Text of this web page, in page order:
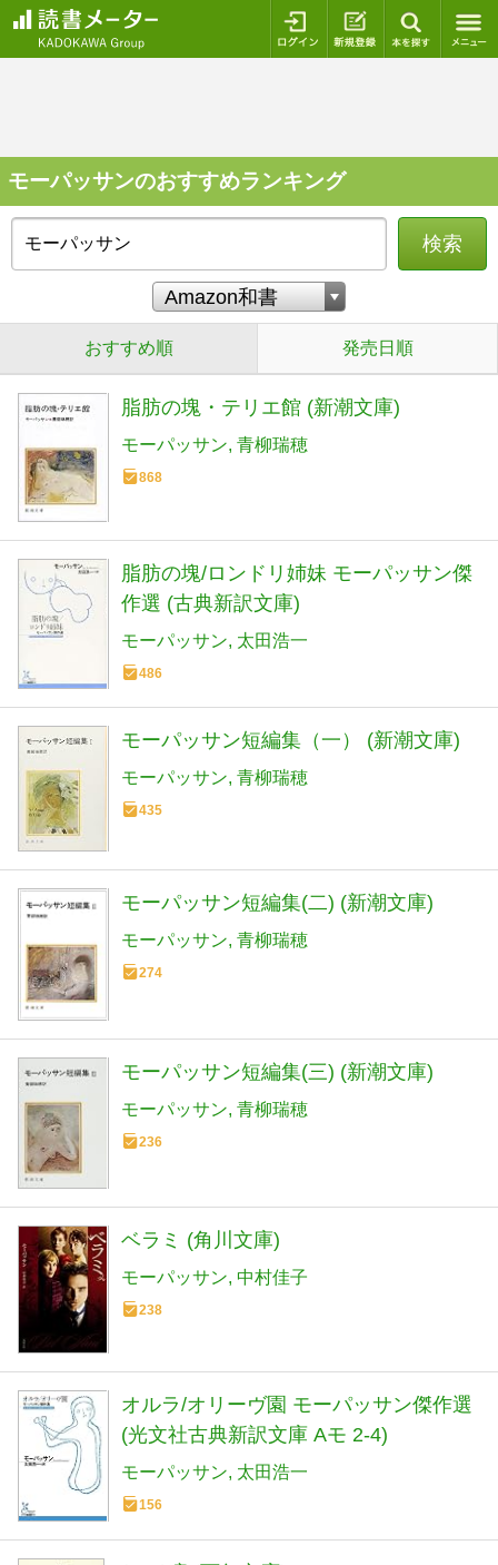
ログイン 新規登録
モーパッサンのおすすめランキング
検索
おすすめ順 発売日順
脂肪の塊・テリエ館 (新潮文庫)
モーパッサン 青柳瑞穂
868
脂肪の塊/ロンドリ姉妹 モーパッサン傑
作選 (古典新訳文庫)
モーパッサン 太田浩一
486
モーパッサン短編集（一） (新潮文庫)
モーパッサン 青柳瑞穂
435
モーパッサン短編集(二) (新潮文庫)
モーパッサン 青柳瑞穂
274
モーパッサン短編集(三) (新潮文庫)
モーパッサン 青柳瑞穂
236
ベラミ (角川文庫)
モーパッサン 中村佳子
238
オルラ/オリーヴ園 モーパッサン傑作選
(光文社古典新訳文庫 Aモ 2-4)
モーパッサン 太田浩一
156